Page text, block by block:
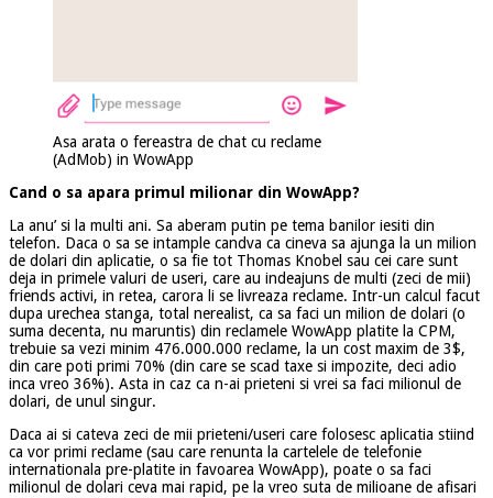
Asa arata o fereastra de chat cu reclame
(AdMob) in WowApp
Cand o sa apara primul milionar din WowApp?
La anu’ si la multi ani. Sa aberam putin pe tema banilor iesiti din
telefon. Daca o sa se intample candva ca cineva sa ajunga la un milion
de dolari din aplicatie, o sa fie tot Thomas Knobel sau cei care sunt
deja in primele valuri de useri, care au indeajuns de multi (zeci de mii)
friends activi, in retea, carora li se livreaza reclame. Intr-un calcul facut
dupa urechea stanga, total nerealist, ca sa faci un milion de dolari (o
suma decenta, nu maruntis) din reclamele WowApp platite la CPM,
trebuie sa vezi minim 476.000.000 reclame, la un cost maxim de 3$,
din care poti primi 70% (din care se scad taxe si impozite, deci adio
inca vreo 36%). Asta in caz ca n-ai prieteni si vrei sa faci milionul de
dolari, de unul singur.
Daca ai si cateva zeci de mii prieteni/useri care folosesc aplicatia stiind
ca vor primi reclame (sau care renunta la cartelele de telefonie
internationala pre-platite in favoarea WowApp), poate o sa faci
milionul de dolari ceva mai rapid, pe la vreo suta de milioane de afisari